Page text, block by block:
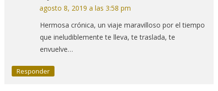
agosto 8, 2019 a las 3:58 pm
Hermosa crónica, un viaje maravilloso por el tiempo
que ineludiblemente te lleva, te traslada, te
envuelve…
Responder